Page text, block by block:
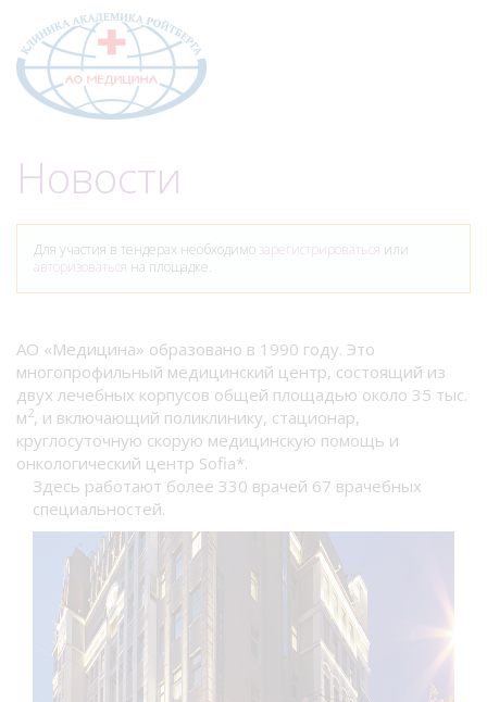
Новости
Для участия в тендерах необходимо зарегистрироваться или
авторизоваться на площадке.
АО «Медицина» образовано в 1990 году. Это
многопрофильный медицинский центр, состоящий из
двух лечебных корпусов общей площадью около 35 тыс.
м 2, и включающий поликлинику, стационар,
круглосуточную скорую медицинскую помощь и
онкологический центр Sofia*.
Здесь работают более 330 врачей 67 врачебных
специальностей.